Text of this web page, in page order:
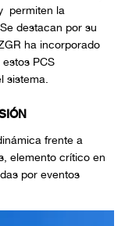
permiten la
destacan por su
ha incorporado
PCS
sistema.
frente a
elemento crítico en
por eventos